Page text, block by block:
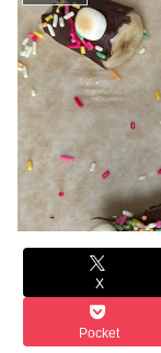
X
Pocket